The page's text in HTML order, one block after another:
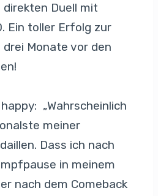
direkten Duell mit
Ein toller Erfolg zur
Monate vor den
„Wahrscheinlich
meiner
Dass ich nach
in meinem
nach dem Comeback